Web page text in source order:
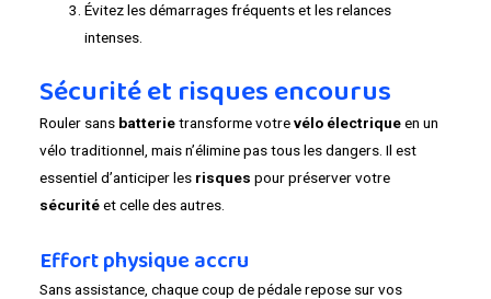
Évitez les démarrages fréquents et les relances
intenses.
Sécurité et risques encourus
Rouler sans batterietransforme votrevélo électriqueen un
vélo traditionnel, mais n’élimine pas tous les dangers. Il est
essentiel d’anticiper les risques pour préserver votre
sécuritéet celle des autres.
Effort physique accru
Sans assistance, chaque coup de pédale repose sur vos